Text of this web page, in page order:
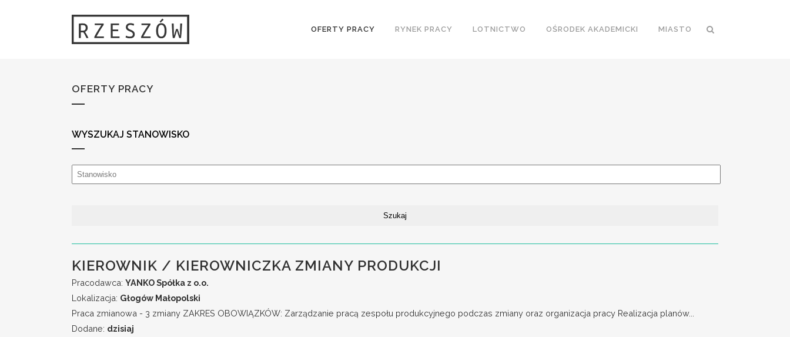
OFERTY PRACY RYNEK PRACY LOTNICTWO OŚRODEK AKADEMICKI MIASTO
OFERTY PRACY
WYSZUKAJ STANOWISKO
KIEROWNIK / KIEROWNICZKA ZMIANY PRODUKCJI
Pracodawca: YANKO Spółka z o.o.
Lokalizacja: Głogów Małopolski
Praca zmianowa - 3 zmiany ZAKRES OBOWIĄZKÓW: Zarządzanie pracą zespołu produkcyjnego podczas zmiany oraz organizacja pracy Realizacja planów...
Dodane: dzisiaj